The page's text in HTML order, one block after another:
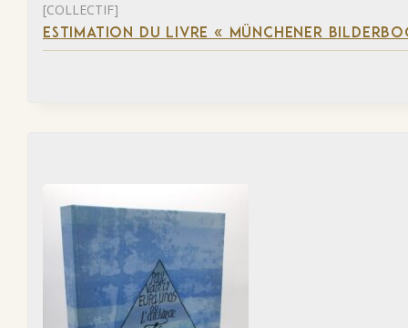
[COLLECTIF]
ESTIMATION DU LIVRE « MÜNCHENER